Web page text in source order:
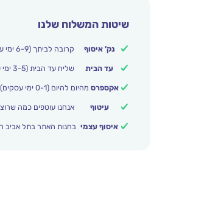
שיטות המשלוח שלנו
נק’ איסוף קרובה לביתך (6-9 ימי עסקים) – 16 ₪. הזמנות מעל 250 ₪ משלוח חינם.
עד הבית שליח עד הבית (3-5 ימי עסקים) – 24 ₪. הזמנות מעל 399 ₪ משלוח חינם.
אקספרס מהיום להיום (0-1 ימי עסקים) – 37 ₪.
עיטוף אנחנו עוטפים כמה
איסוף עצמי בחנות האתר בתל אביב